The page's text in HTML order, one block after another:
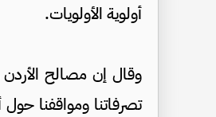
أولوية الأولويات.
وقال إن مصالح الأردن
تصرفاتنا ومواقفنا